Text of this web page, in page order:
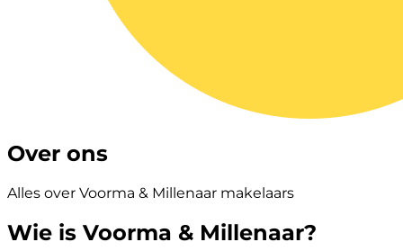
Over ons
Alles over Voorma & Millenaar makelaars
Wie is Voorma & Millenaar?